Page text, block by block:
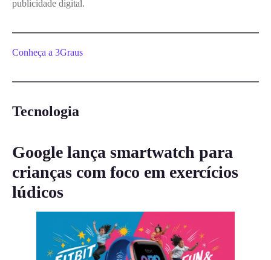
publicidade digital.
Conheça a 3Graus
Tecnologia
Google lança smartwatch para
crianças com foco em exercícios
lúdicos